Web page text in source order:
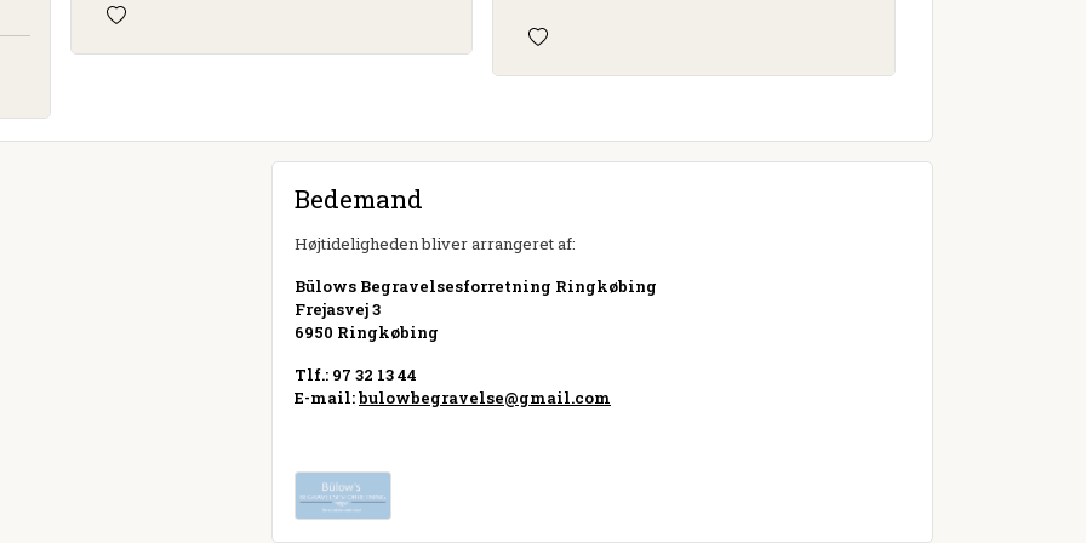
Bedemand
Højtideligheden bliver arrangeret af:
Bülows Begravelsesforretning Ringkøbing
Frejasvej 3
6950 Ringkøbing
Tlf.: 97 32 13 44
E-mail:bulowbegravelse@gmail.com